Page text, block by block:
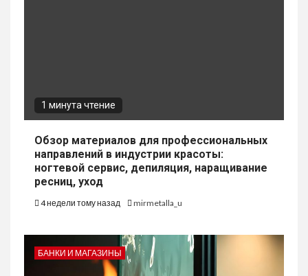
1 минута чтение
Обзор материалов для профессиональных
направлений в индустрии красоты:
ногтевой сервис, депиляция, наращивание
ресниц, уход
4 недели тому назад mirmetalla_u
БАНКИ И МАГАЗИНЫ